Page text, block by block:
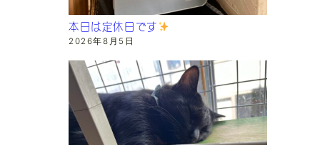
本日は定休日です
2026年8月5日